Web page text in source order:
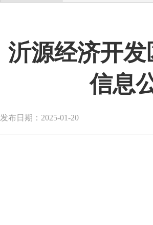
沂源经济开
信息
发布日期：2025-01-20